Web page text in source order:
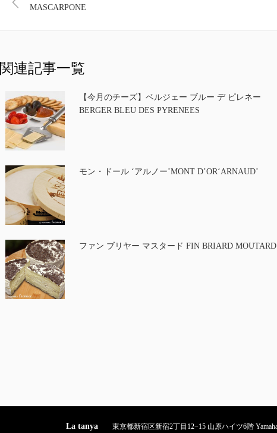
MASCARPONE
関連記事一覧
【今月のチーズ】ベルジェー ブルー デ ピレネー
BERGER BLEU DES PYRENEES
モン・ドール ‘アルノー’MONT D’OR‘ARNAUD’
ファン ブリヤー マスタード FIN BRIARD MOUTARD
La tanya 東京都新宿区新宿2丁目12−15 山原ハイツ6階